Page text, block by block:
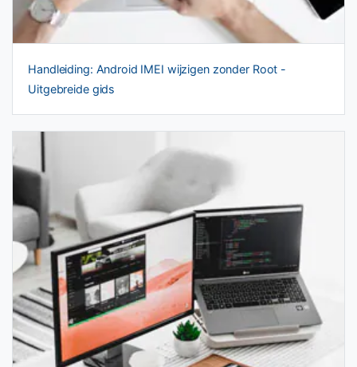
Handleiding: Android IMEI wijzigen zonder Root -
Uitgebreide gids